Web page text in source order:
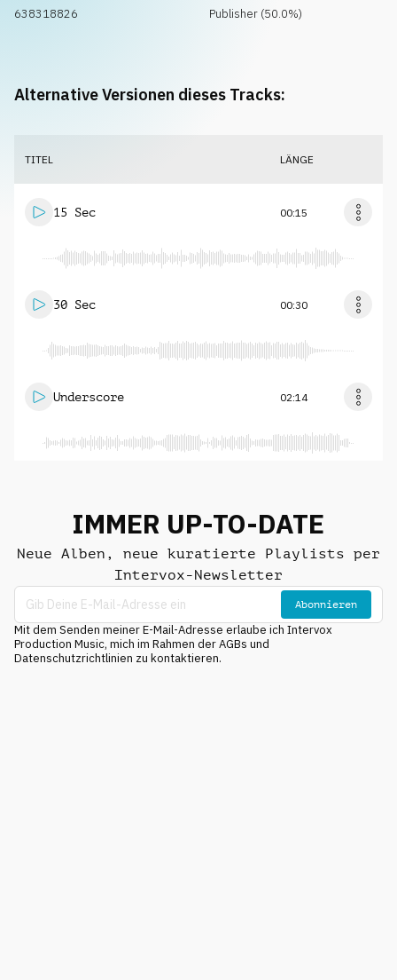
638318826
Publisher (50.0%)
Alternative Versionen dieses Tracks:
TITEL LÄNGE
15 Sec 00:15
30 Sec 00:30
Underscore 02:14
IMMER UP-TO-DATE
Neue Alben, neue kuratierte Playlists per
Intervox-Newsletter
Abonnieren
Mit dem Senden meiner E-Mail-Adresse erlaube ich Intervox
Production Music, mich im Rahmen der AGBs und
Datenschutzrichtlinien zu kontaktieren.